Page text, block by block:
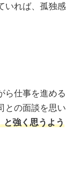
いれば、孤独感
ら仕事を進める
との面談を思い
と強く思うよう